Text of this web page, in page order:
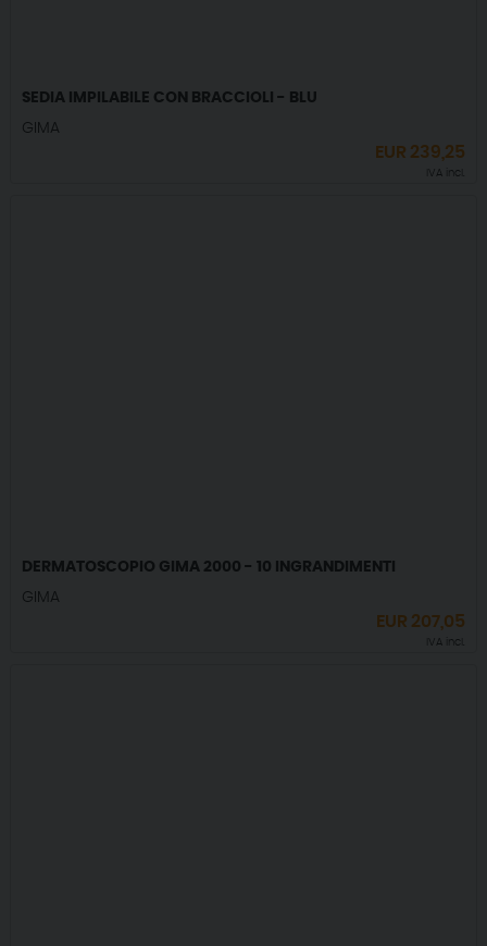
SEDIA IMPILABILE CON BRACCIOLI - BLU
GIMA
EUR 239,25
IVA incl.
DERMATOSCOPIO GIMA 2000 - 10 INGRANDIMENTI
GIMA
EUR 207,05
IVA incl.